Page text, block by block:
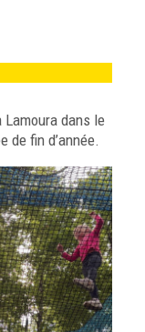
Lamoura dans le
de fin d’année.